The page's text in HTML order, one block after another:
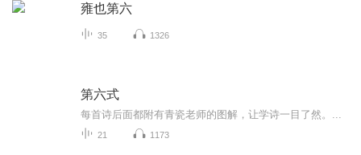
雍也第六
35 1326
第六式
每首诗后面都附有青瓷老师的图解，让学诗一目了然。...
21 1173